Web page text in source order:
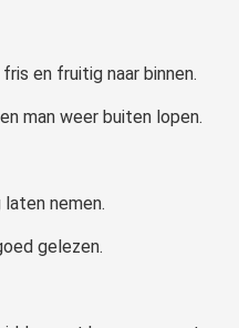
en fruitig naar binnen.
man weer buiten lopen.
nemen.
gelezen.